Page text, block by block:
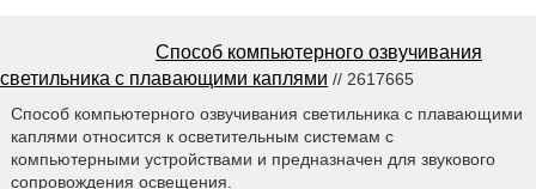
Способ компьютерного озвучивания
светильника с плавающими каплями // 2617665
Способ компьютерного озвучивания светильника с плавающими
каплями относится к осветительным системам с
компьютерными устройствами и предназначен для звукового
сопровождения освещения.